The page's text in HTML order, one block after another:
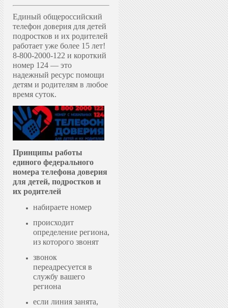
Единый общероссийский
телефон доверия для детей
подростков и их родителей
работает уже более 15 лет!
8-800-2000-122 и короткий
номер 124 — это
надежный ресурс помощи
детям и родителям в любое
время суток.
Принципы работы
единого федерального
номера телефона доверия
для детей, подростков и
их родителей
набираете номер
происходит
определение региона,
из которого звонят
звонок
переадресуется в
службу вашего
региона
если линия занята,